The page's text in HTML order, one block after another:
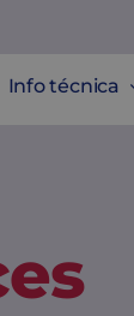
Info técnica